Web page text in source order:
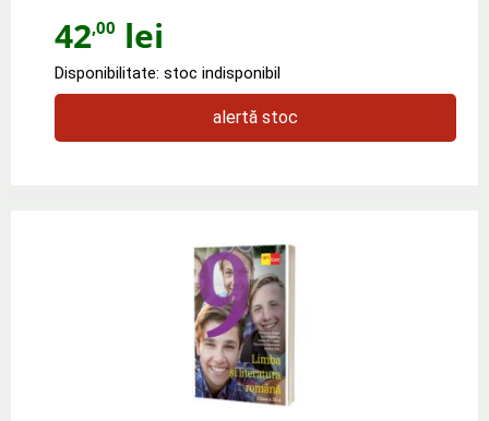
42,00 lei
Disponibilitate: stoc indisponibil
alertă stoc